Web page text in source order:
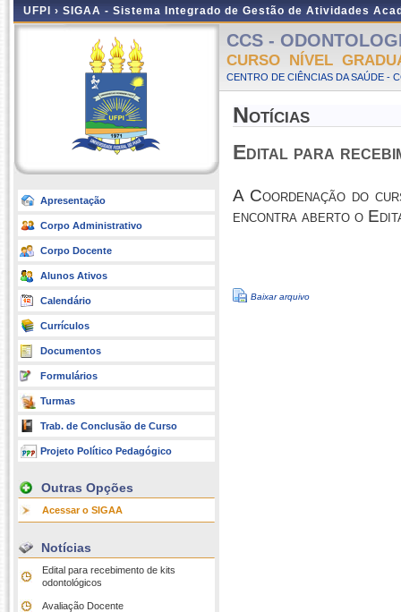
UFPI › SIGAA - Sistema Integrado de Gestão de Atividades
Apresentação
Corpo Administrativo
Corpo Docente
Alunos Ativos
Calendário
Currículos
Documentos
Formulários
Turmas
Trab. de Conclusão de Curso
Projeto Político Pedagógico
Outras Opções
Acessar o SIGAA
Notícias
Edital para recebimento de kits
odontológicos
Avaliação Docente
CCS -
CURSO NÍVEL
CENTRO DE CIÊNCIAS DA SAÚDE -
Notícias
Edital para
A Coordenação do
encontra aberto o
Baixar arquivo